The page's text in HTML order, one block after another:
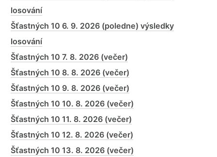
losování
Šťastných 10 6. 9. 2026 (poledne) výsledky
losování
Šťastných 10 7. 8. 2026 (večer)
Šťastných 10 8. 8. 2026 (večer)
Šťastných 10 9. 8. 2026 (večer)
Šťastných 10 10. 8. 2026 (večer)
Šťastných 10 11. 8. 2026 (večer)
Šťastných 10 12. 8. 2026 (večer)
Šťastných 10 13. 8. 2026 (večer)